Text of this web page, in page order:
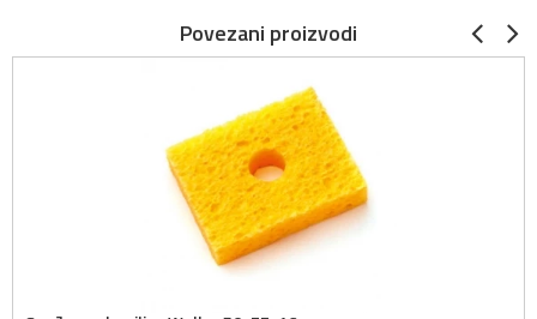
Povezani proizvodi